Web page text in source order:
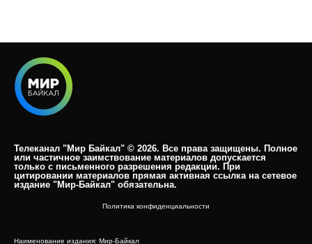
Телеканал "Мир Байкал" © 2026. Все права защищены. Полное
или частичное заимствование материалов допускается
только с письменного разрешения редакции. При
цитировании материалов прямая активная ссылка на сетевое
издание "Мир-Байкал" обязательна.​
Политика конфиденциальности
Наименование издания: Мир-Байкал